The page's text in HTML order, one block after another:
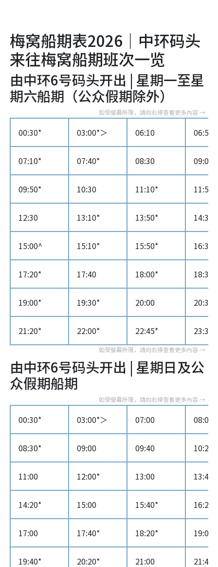
梅窝船期表2026｜中环码头
来往梅窝船期班次一览
由中环6号码头开出 | 星期一至星
期六船期（公众假期除外）
00:30* 03:00*＞ 06:10 06:50
07:10* 07:40* 08:30 09:00*
09:50* 10:30 11:10* 11:50*
12:30 13:10* 13:50* 14:30
15:00^ 15:10* 15:50* 16:30
17:20* 17:40 18:00* 18:30
19:00* 19:30* 20:00 20:35*
21:20* 22:00* 22:45* 23:30*
由中环6号码头开出 | 星期日及公
众假期船期
00:30* 03:00*＞ 07:00 08:00*
08:30* 09:00 09:40 10:20*
11:00 12:00* 13:00 13:40*
14:20* 15:00 15:40* 16:20*
17:00 17:40* 18:20* 19:00
19:40* 20:20* 21:00 21:40*